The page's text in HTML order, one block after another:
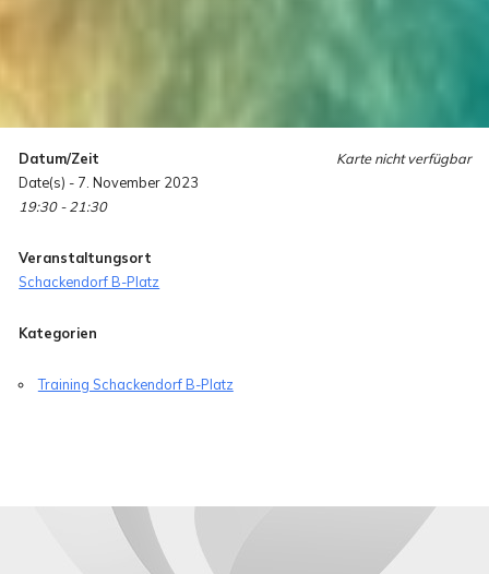
Karte nicht verfügbar
Datum/Zeit
Date(s) - 7. November 2023
19:30 - 21:30
Veranstaltungsort
Schackendorf B-Platz
Kategorien
Training Schackendorf B-Platz